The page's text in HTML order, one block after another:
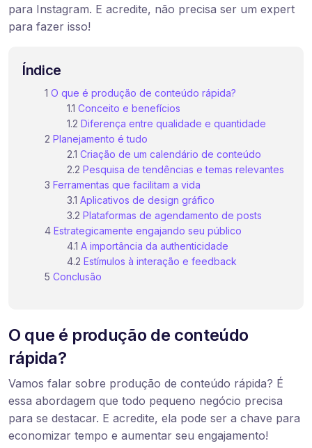
para Instagram. E acredite, não precisa ser um expert
para fazer isso!
Índice
O que é produção de conteúdo rápida?
Conceito e benefícios
Diferença entre qualidade e quantidade
Planejamento é tudo
Criação de um calendário de conteúdo
Pesquisa de tendências e temas relevantes
Ferramentas que facilitam a vida
Aplicativos de design gráfico
Plataformas de agendamento de posts
Estrategicamente engajando seu público
A importância da authenticidade
Estímulos à interação e feedback
Conclusão
O que é produção de conteúdo
rápida?
Vamos falar sobre produção de conteúdo rápida? É
essa abordagem que todo pequeno negócio precisa
para se destacar. E acredite, ela pode ser a chave para
economizar tempo e aumentar seu engajamento!